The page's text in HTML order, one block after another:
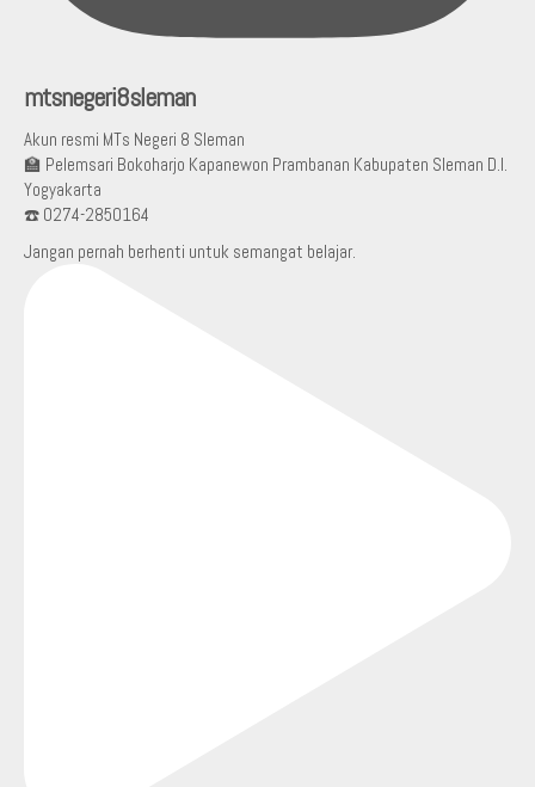
mtsnegeri8sleman
Akun resmi MTs Negeri 8 Sleman
🏫 Pelemsari Bokoharjo Kapanewon Prambanan Kabupaten Sleman D.I.
Yogyakarta
☎️ 0274-2850164
Jangan pernah berhenti untuk semangat belajar.